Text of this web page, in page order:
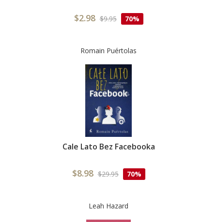
$2.98 $9.95 70%
Romain Puértolas
Cale Lato Bez Facebooka
$8.98 $29.95 70%
Leah Hazard